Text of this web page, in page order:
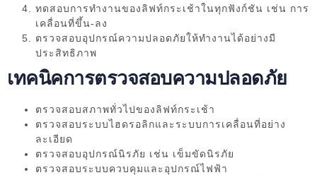
ทดสอบการทำงานของลิฟท์กระเช้าในทุกฟังก์ชัน เช่น การ
เคลื่อนที่ขึ้น-ลง
ตรวจสอบอุปกรณ์ความปลอดภัยให้ทำงานได้อย่างมี
ประสิทธิภาพ
เทคนิคการตรวจสอบความปลอดภัย
ตรวจสอบสภาพทั่วไปของลิฟท์กระเช้า
ตรวจสอบระบบไฮดรอลิกและระบบการเคลื่อนที่อย่าง
ละเอียด
ตรวจสอบอุปกรณ์นิรภัย เช่น เข็มขัดนิรภัย
ตรวจสอบระบบควบคุมและอุปกรณ์ไฟฟ้า